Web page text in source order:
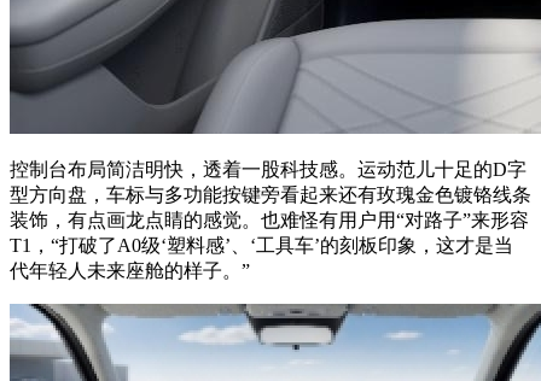
控制台布局简洁明快，透着一股科技感。运动范儿十足的D字
型方向盘，车标与多功能按键旁看起来还有玫瑰金色镀铬线条
装饰，有点画龙点睛的感觉。也难怪有用户用“对路子”来形容
T1，“打破了A0级‘塑料感’、‘工具车’的刻板印象，这才是当
代年轻人未来座舱的样子。”